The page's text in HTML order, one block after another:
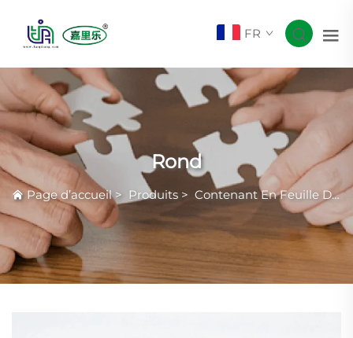
FR
Rond
Page d’accueil> Produits > Contenant En Feuille D'aluminium Smoothwall